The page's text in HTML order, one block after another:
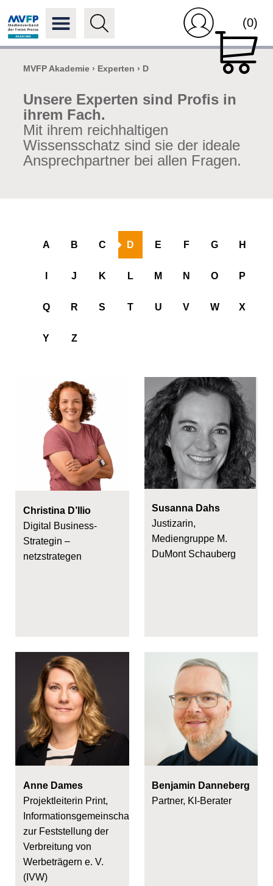
(0)
MVFP Akademie› Experten › D
Unsere Experten sind Profis in
ihrem Fach.
Mit ihrem reichhaltigen
Wissensschatz sind sie der ideale
Ansprechpartner bei allen Fragen.
A B C D E F G H
J K L M N O P
Q R S T U V W X
Y Z
Christina D’Ilio
Digital Business-
Strategin –
netzstrategen
Susanna Dahs
Justizarin,
Mediengruppe M.
DuMont Schauberg
Anne Dames
Projektleiterin Print,
Informationsgemeinschaft
zur Feststellung der
Verbreitung von
Werbeträgern e. V.
(IVW)
Benjamin Danneberg
Partner, KI-Berater